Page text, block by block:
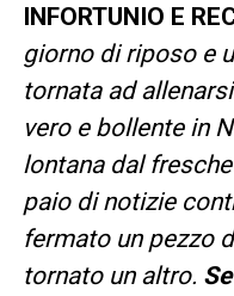
INFORTUNIO E
giorno di riposo e
tornata ad
vero e bollente in
lontana dal
paio di notizie
fermato un pezzo
tornato un altro.